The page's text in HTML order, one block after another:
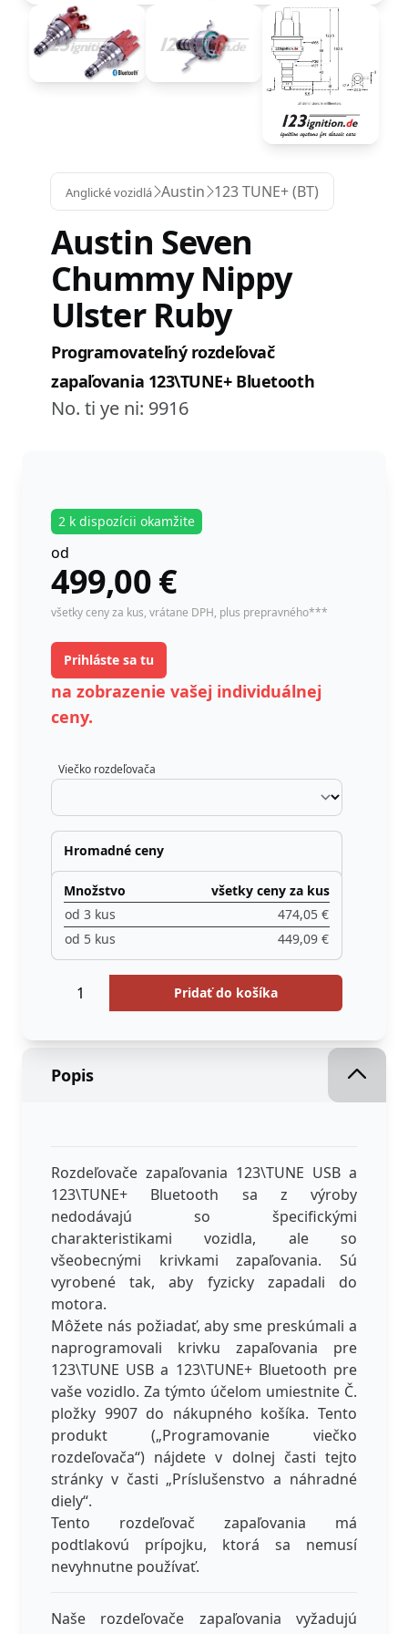
Anglické vozidlá Austin 123 TUNE+ (BT)
Austin Seven
Chummy Nippy
Ulster Ruby
Programovateľný rozdeľovač
zapaľovania 123\TUNE+ Bluetooth
No. ti ye ni: 9916
2 k dispozícii okamžite
od
499,00
instock
€
všetky ceny za kus, vrátane DPH, plus prepravného***
Prihláste sa tu
na zobrazenie vašej individuálnej
ceny.
Viečko rozdeľovača
Hromadné ceny
Množstvo
všetky ceny za kus
od 3 kus
474,05 €
od 5 kus
449,09 €
Množstvo
Pridať do košíka
Popis
Rozdeľovače zapaľovania 123\TUNE USB a
123\TUNE+ Bluetooth sa z výroby
nedodávajú so špecifickými
charakteristikami vozidla, ale so
všeobecnými krivkami zapaľovania. Sú
vyrobené tak, aby fyzicky zapadali do
motora.
Môžete nás požiadať, aby sme preskúmali a
naprogramovali krivku zapaľovania pre
123\TUNE USB a 123\TUNE+ Bluetooth pre
vaše vozidlo. Za týmto účelom umiestnite Č.
pložky 9907 do nákupného košíka. Tento
produkt („Programovanie viečko
rozdeľovača“) nájdete v dolnej časti tejto
stránky v časti „Príslušenstvo a náhradné
diely“.
Tento rozdeľovač zapaľovania má
podtlakovú prípojku, ktorá sa nemusí
nevyhnutne používať.
Naše rozdeľovače zapaľovania vyžadujú